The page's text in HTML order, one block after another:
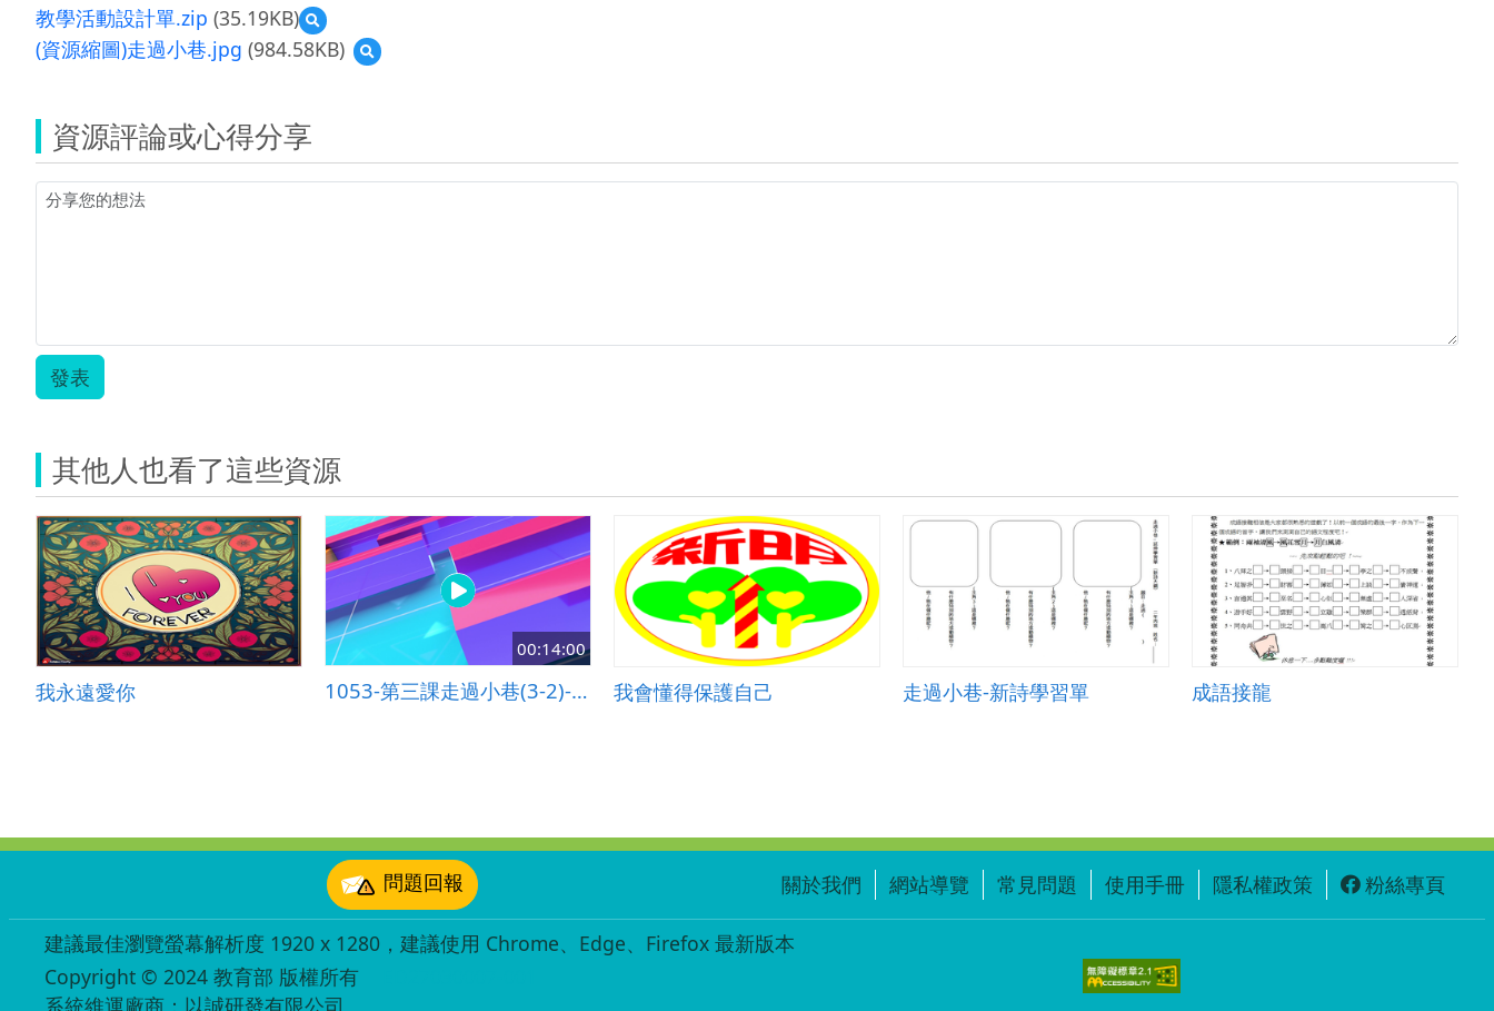
教學活動設計單.zip (35.19KB)
預
覽
教
計
單.zip
(資源縮圖)走過小巷.jpg (984.58KB)
預
覽
走
資源評論或心得分享
發表
其他人也看了這些資源
我永遠愛你
00:14:00
1053-第三課走過小巷(3-2)-小二國語(康軒) 我會懂得保護自己 走過小巷-新詩學習單 成語接龍
問題回報 關於我們 網站導覽 常見問題 使用手冊 隱私權政策 粉絲專頁
建議最佳瀏覽螢幕解析度 1920 x 1280，建議使用 Chrome、Edge、Firefox 最新版本
Copyright © 2024 教育部 版權所有
系統維運廠商：以誠研發有限公司